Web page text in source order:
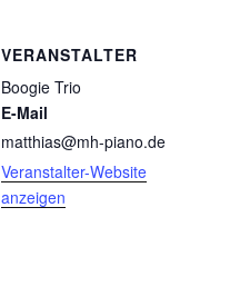
VERANSTALTER
Boogie Trio
E-Mail
matthias@mh-piano.de
Veranstalter-Website
anzeigen